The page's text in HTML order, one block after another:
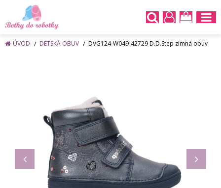
ÚVOD DETSKÁ OBUV DVG124-W049-42729 D.D.Step zimná obuv